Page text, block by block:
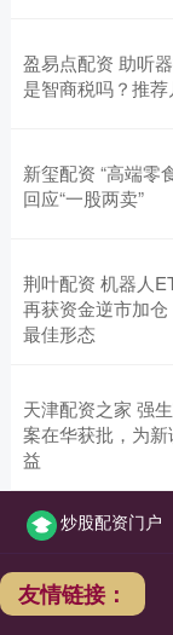
盈易点配资 助听
是智商税吗？推
新玺配资 “高端零
回应“一股两卖”
荆叶配资 机器人
再获资金逆市加
最佳形态
天津配资之家 强
案在华获批，为
益
炒股配资门户
友情链接：